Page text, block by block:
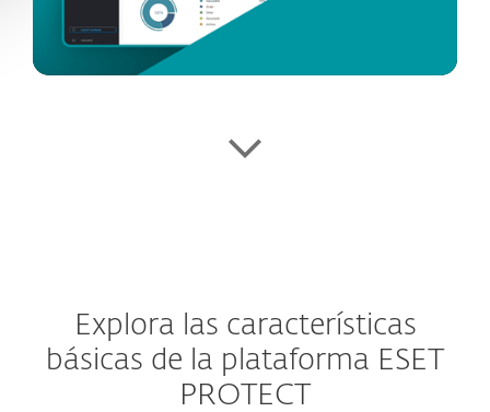
Explora las características
básicas de la plataforma ESET
PROTECT